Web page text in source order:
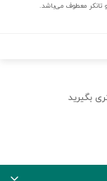
تانکر معطوف می‌باشد.
بگیرید